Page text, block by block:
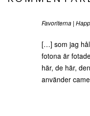
Favoriterna |
[…] som jag
fotona är
här, de här,
använder